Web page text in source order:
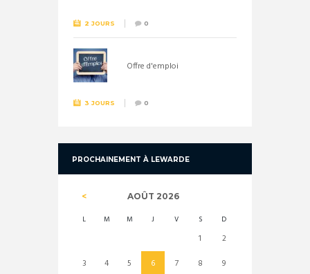
2 JOURS 0
Offre d'emploi
3 JOURS 0
PROCHAINEMENT À LEWARDE
AOÛT 2026
L M M J V S D
1
2
3
4 5 6 7 8
9